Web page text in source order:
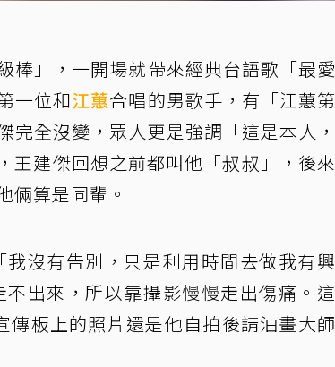
棒」，一開場就帶來經典台語歌「最愛
一位和江蕙合唱的男歌手，有「江蕙第
全沒變，眾人更是強調「這是本人，
王建傑回想之前都叫他「叔叔」，後來
倆算是同輩。
沒有告別，只是利用時間去做我有興
出來，所以靠攝影慢慢走出傷痛。這
板上的照片還是他自拍後請油畫大師